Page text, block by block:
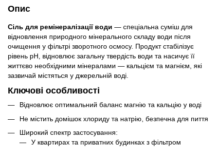
Опис
Сіль для ремінералізації води — спеціальна суміш для
відновлення природного мінерального складу води після
очищення у фільтрі зворотного осмосу. Продукт стабілізує
рівень рН, відновлює загальну твердість води та насичує її
життєво необхідними мінералами — кальцієм та магнієм, які
зазвичай містяться у джерельній воді.
Ключові особливості
Відновлює оптимальний баланс магнію та кальцію у воді
Не містить домішок хлориду та натрію, безпечна для пиття
Широкий спектр застосування:
У квартирах та приватних будинках з фільтром